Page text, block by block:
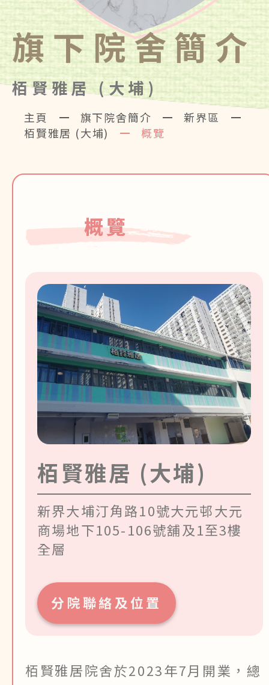
旗下院舍簡介
栢賢雅居 (大埔)
主頁 旗下院舍簡介
新界區
栢賢雅居 (大埔)
概覽
概覽
栢賢雅居 (大埔)
新界大埔汀角路10號大元邨大元
商場地下105-106號舖及1至3樓
全層
分院聯絡及位置
栢賢雅居院舍於2023年7月開業，總